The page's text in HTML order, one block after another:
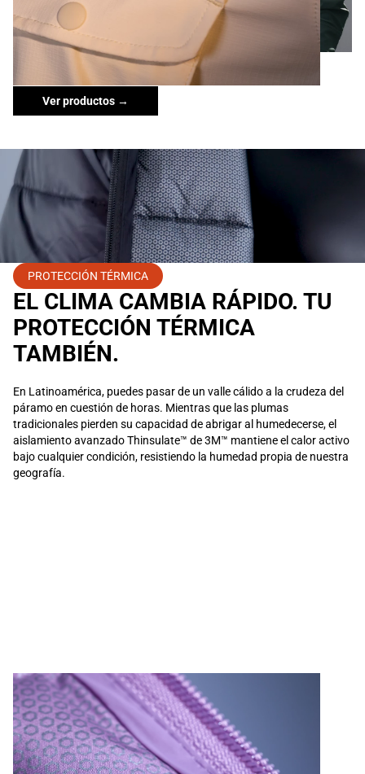
Ver productos →
PROTECCIÓN TÉRMICA
EL CLIMA CAMBIA RÁPIDO. TU
PROTECCIÓN TÉRMICA
TAMBIÉN.
En Latinoamérica, puedes pasar de un valle cálido a la crudeza del
páramo en cuestión de horas. Mientras que las plumas
tradicionales pierden su capacidad de abrigar al humedecerse, el
aislamiento avanzado Thinsulate™ de 3M™ mantiene el calor activo
bajo cualquier condición, resistiendo la humedad propia de nuestra
geografía.